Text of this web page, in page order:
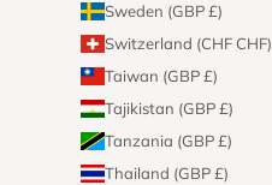
Sweden (GBP £)
Switzerland (CHF CHF)
Taiwan (GBP £)
Tajikistan (GBP £)
Tanzania (GBP £)
Thailand (GBP £)